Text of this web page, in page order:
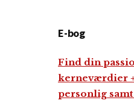
E-bog
Find din
kerneværdier
personlig